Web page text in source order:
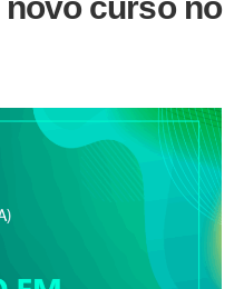
curso no